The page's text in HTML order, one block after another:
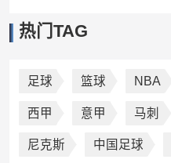
热门TAG
足球 篮球 NBA
西甲 意甲 马刺
尼克斯 中国足球